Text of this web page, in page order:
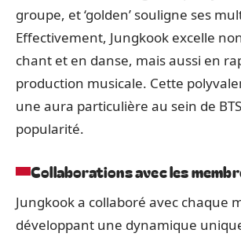
groupe, et ‘golden’ souligne ses
Effectivement, Jungkook excelle
chant et en danse, mais aussi en
production musicale. Cette
une aura particulière au sein de
popularité.
Collaborations avec les
Jungkook a collaboré avec chaque
développant une dynamique